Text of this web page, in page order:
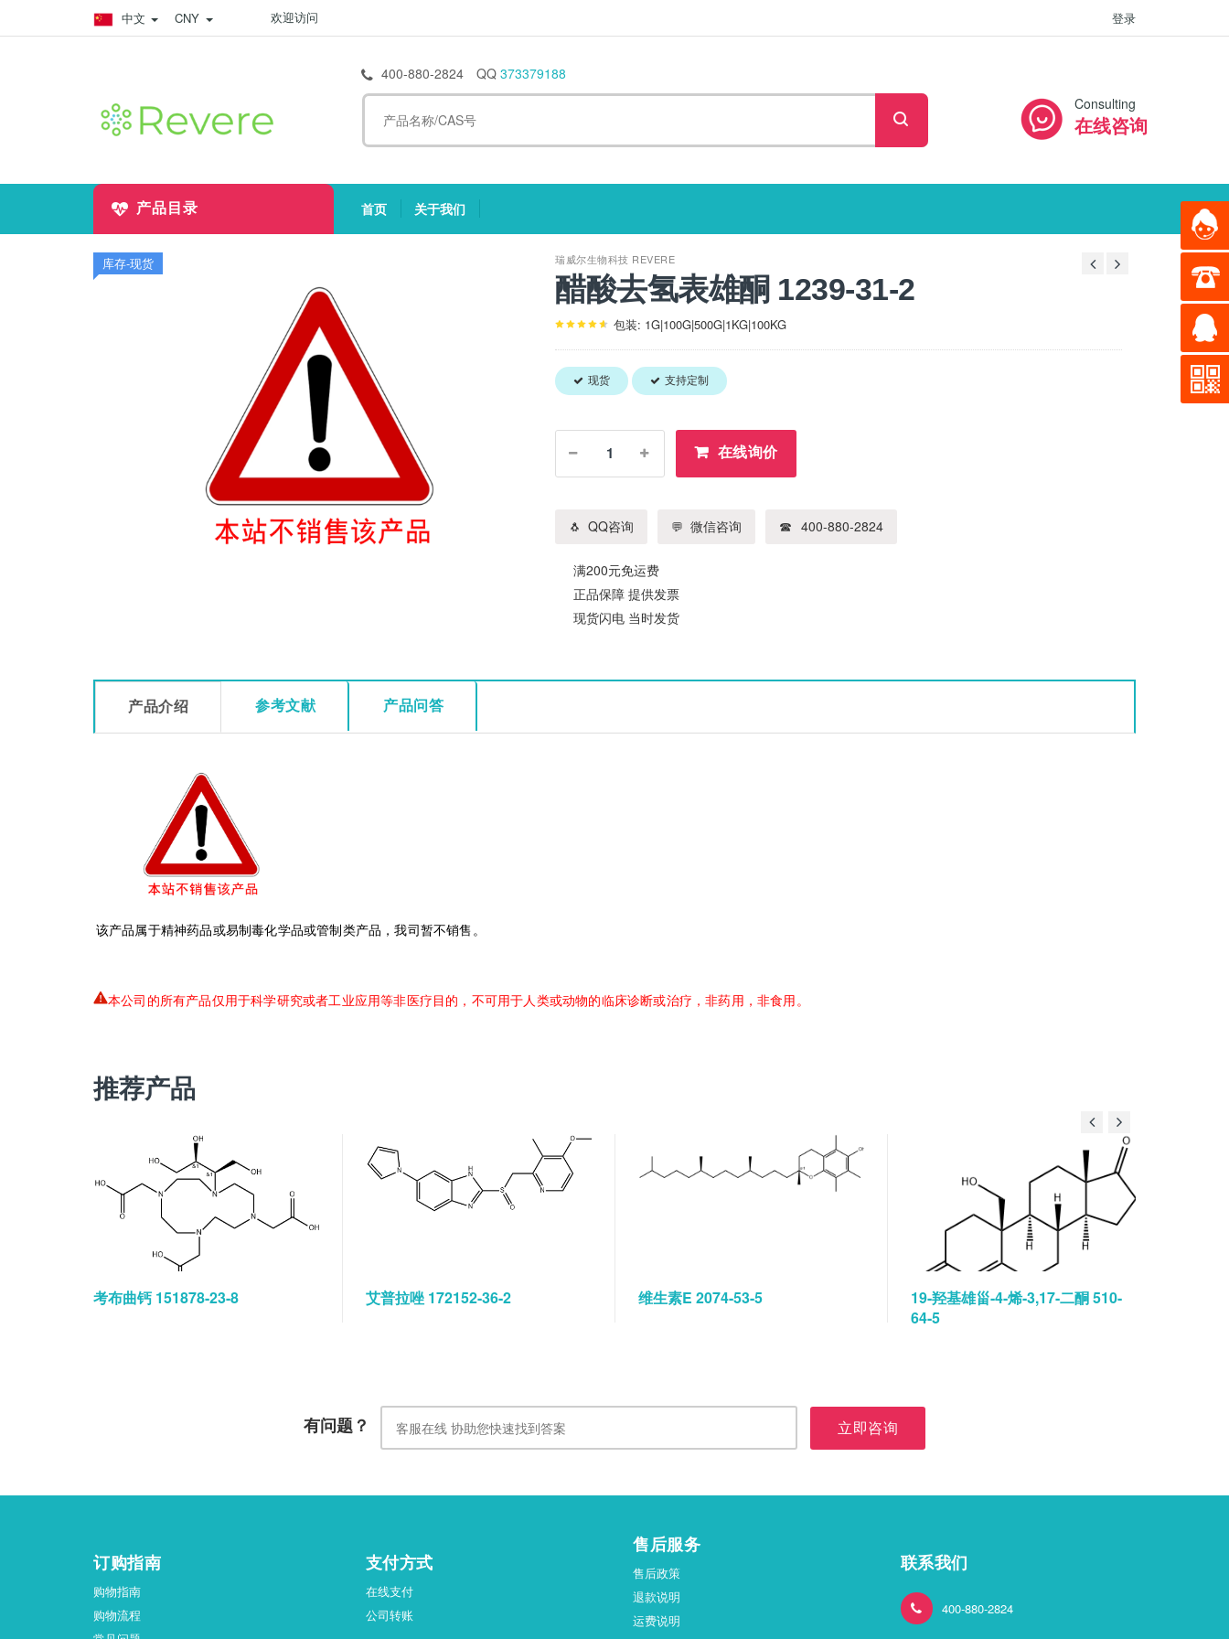
中文 CNY 欢迎访问 登录
400-880-2824 QQ 373379188
Consulting
在线咨询
产品目录
首页
关于我们
库存-现货 瑞威尔生物科技 REVERE
醋酸去氢表雄酮 1239-31-2
包装: 1G|100G|500G|1KG|100KG
现货 支持定制
在线询价
QQ咨询 微信咨询 400-880-2824
满200元免运费
正品保障 提供发票
现货闪电 当时发货
产品介绍 参考文献 产品问答
该产品属于精神药品或易制毒化学品或管制类产品，我司暂不销售。
本公司的所有产品仅用于科学研究或者工业应用等非医疗目的，不可用于人类或动物的临床诊断或治疗，非药用，非食用。
推荐产品
考布曲钙 151878-23-8 艾普拉唑 172152-36-2 维生素E 2074-53-5
19-羟基雄甾-4-烯-3,17-二酮 510-
64-5
有问题？ 立即咨询
订购指南
购物指南
购物流程
支付方式
在线支付
公司转账
售后服务
售后政策
退款说明
运费说明
联系我们
400-880-2824